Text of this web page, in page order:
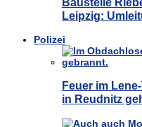
Leipzig:
Polizei
Feuer im
in Reudnitz